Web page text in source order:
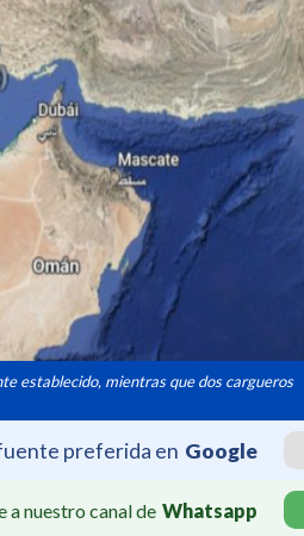
establecido, mientras que dos cargueros
preferida en Google
a nuestro canal de Whatsapp